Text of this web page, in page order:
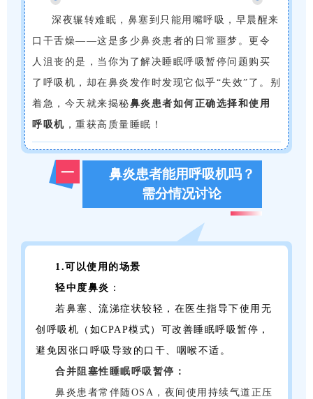
深夜辗转难眠，鼻塞到只能用嘴呼吸，早晨醒来
口干舌燥——这是多少鼻炎患者的日常噩梦。更令
人沮丧的是，当你为了解决睡眠呼吸暂停问题购买
了呼吸机，却在鼻炎发作时发现它似乎“失效”了。别
着急，今天就来揭秘鼻炎患者如何正确选择和使用
呼吸机 ，重获高质量睡眠！
一
鼻炎患者能用呼吸机吗？
需分情况讨论
1.可以使用的场景
轻中度鼻炎 ：
若鼻塞、流涕症状较轻，在医生指导下使用无
创呼吸机（如CPAP模式）可改善睡眠呼吸暂停，
避免因张口呼吸导致的口干、咽喉不适。
合并阻塞性睡眠呼吸暂停：
鼻炎患者常伴随OSA，夜间使用持续气道正压